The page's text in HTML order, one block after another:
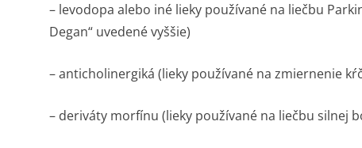
– levodopa alebo iné lieky používané na liečbu
Degan“ uvedené vyššie)
– anticholinergiká (lieky používané na zmiernenie
– deriváty morfínu (lieky používané na liečbu silnej